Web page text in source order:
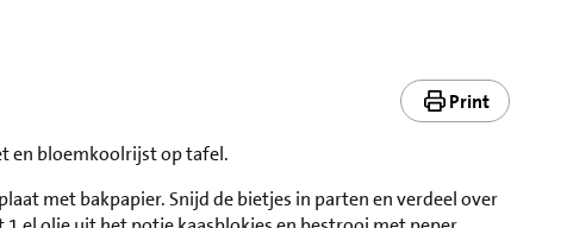
Print
en bloemkoolrijst op tafel.
met bakpapier. Snijd de bietjes in parten en verdeel over